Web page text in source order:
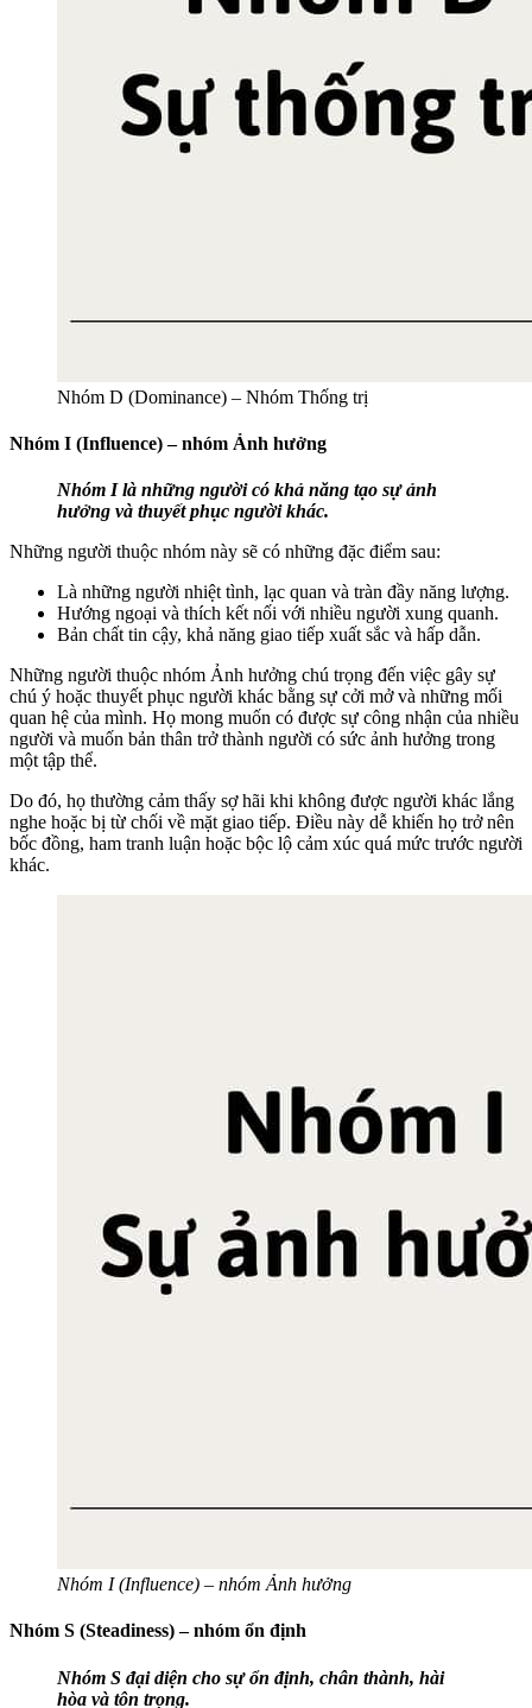
Nhóm D (Dominance) – Nhóm Thống trị
Nhóm I (Influence) – nhóm Ảnh hưởng
Nhóm I là những người có khả năng tạo sự ảnh
hưởng và thuyết phục người khác.
Những người thuộc nhóm này sẽ có những đặc điểm sau:
Là những người nhiệt tình, lạc quan và tràn đầy năng lượng.
Hướng ngoại và thích kết nối với nhiều người xung quanh.
Bản chất tin cậy, khả năng giao tiếp xuất sắc và hấp dẫn.
Những người thuộc nhóm Ảnh hưởng chú trọng đến việc gây sự
chú ý hoặc thuyết phục người khác bằng sự cởi mở và những mối
quan hệ của mình. Họ mong muốn có được sự công nhận của nhiều
người và muốn bản thân trở thành người có sức ảnh hưởng trong
một tập thể.
Do đó, họ thường cảm thấy sợ hãi khi không được người khác lắng
nghe hoặc bị từ chối về mặt giao tiếp. Điều này dễ khiến họ trở nên
bốc đồng, ham tranh luận hoặc bộc lộ cảm xúc quá mức trước người
khác.
Nhóm I (Influence) – nhóm Ảnh hưởng
Nhóm S (Steadiness) – nhóm ổn định
Nhóm S đại diện cho sự ổn định, chân thành, hài
hòa và tôn trọng.